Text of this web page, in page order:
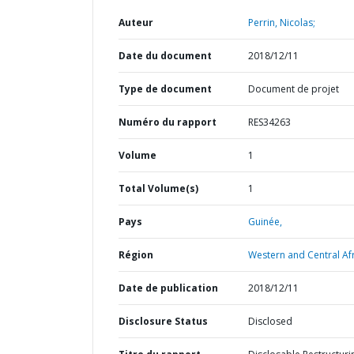
Auteur Perrin, Nicolas;
Date du document 2018/12/11
Type de document Document de projet
Numéro du rapport RES34263
Volume 1
Total Volume(s) 1
Pays Guinée,
Région Western and Central
Date de publication 2018/12/11
Disclosure Status Disclosed